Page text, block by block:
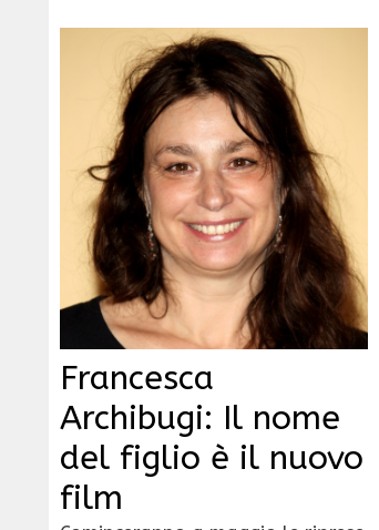
Francesca
Archibugi: Il nome
del figlio è il nuovo
film